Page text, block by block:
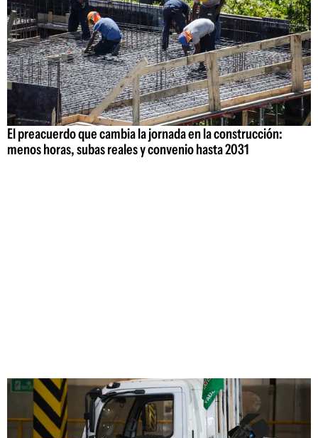
El preacuerdo que cambia la jornada en la construcción:
menos horas, subas reales y convenio hasta 2031